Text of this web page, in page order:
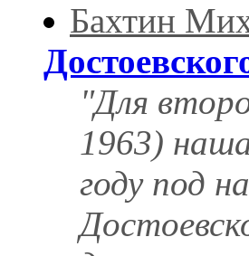
Бахтин
"Для
1963)
году под